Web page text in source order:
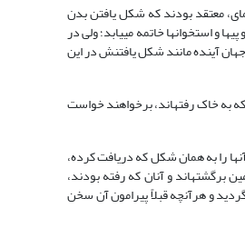
معتقد بودند که شکل یافتن بدن
و استخوان‏ها خاتمه می‏یابد؛ ولی در
آینده مانند شکل یافتنش در این
به خاک رفته‏اند، برخواهند خواست
را به همان شکل که دریافت کرده،
برگشته‏اند و آنان که رفته بودند،
و هرآنچه قبلاً پیرامون آن سخن